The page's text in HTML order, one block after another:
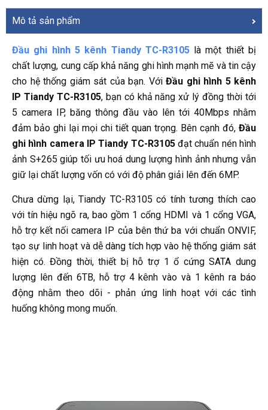
Mô tả sản phẩm
Đầu ghi hình 5 kênh Tiandy TC-R3105là một thiết bị
chất lượng, cung cấp khả năng ghi hình mạnh mẽ và tin cậy
cho hệ thống giám sát của bạn. Với Đầu ghi hình 5 kênh
IP Tiandy TC-R3105, bạn có khả năng xử lý đồng thời tới
5 camera IP, băng thông đầu vào lên tới 40Mbps nhằm
đảm bảo ghi lại mọi chi tiết quan trọng. Bên cạnh đó, Đầu
ghi hình camera IP Tiandy TC-R3105đạt chuẩn nén hình
ảnh S+265 giúp tối ưu hoá dung lượng hình ảnh nhưng vẫn
giữ lại chất lượng vốn có với độ phân giải lên đến 6MP.
Chưa dừng lại, Tiandy TC-R3105 có tính tương thích cao
với tín hiệu ngõ ra, bao gồm 1 cổng HDMI và 1 cổng VGA,
hỗ trợ kết nối camera IP của bên thứ ba với chuẩn ONVIF,
tạo sự linh hoạt và dễ dàng tích hợp vào hệ thống giám sát
hiện có. Đồng thời, thiết bị hỗ trợ 1 ổ cứng SATA dung
lượng lên đến 6TB, hỗ trợ 4 kênh vào và 1 kênh ra báo
động nhằm theo dõi - phản ứng linh hoạt với các tình
huống không mong muốn.